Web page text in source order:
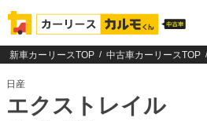
新車カーリースTOP 中古車カーリースTOP
日産
エクストレイル